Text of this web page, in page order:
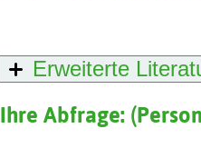
Erweiterte
Ihre Abfrage: (